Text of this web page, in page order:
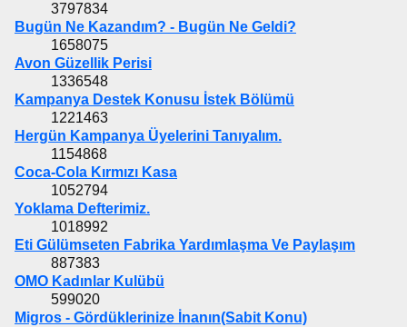
3797834
Bugün Ne Kazandım? - Bugün Ne Geldi?
1658075
Avon Güzellik Perisi
1336548
Kampanya Destek Konusu İstek Bölümü
1221463
Hergün Kampanya Üyelerini Tanıyalım.
1154868
Coca-Cola Kırmızı Kasa
1052794
Yoklama Defterimiz.
1018992
Eti Gülümseten Fabrika Yardımlaşma Ve Paylaşım
887383
OMO Kadınlar Kulübü
599020
Migros - Gördüklerinize İnanın(Sabit Konu)